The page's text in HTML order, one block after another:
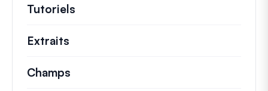
Tutoriels
Extraits
Champs